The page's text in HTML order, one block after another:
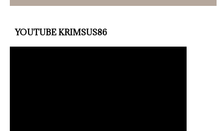
YOUTUBE KRIMSUS86